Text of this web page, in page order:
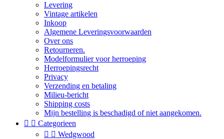
Levering
Vintage artikelen
Inkoop
Algemene Leveringsvoorwaarden
Over ons
Retourneren.
Modelformulier voor herroeping
Herroepingsrecht
Privacy
Verzending en betaling
Milieu-bericht
Shipping costs
Mijn bestelling is beschadigd of niet aangekomen.
  Categorieen
  Wedgwood